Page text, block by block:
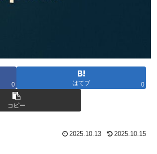
0 はてブ 0
コピー
2025.10.13 2025.10.15